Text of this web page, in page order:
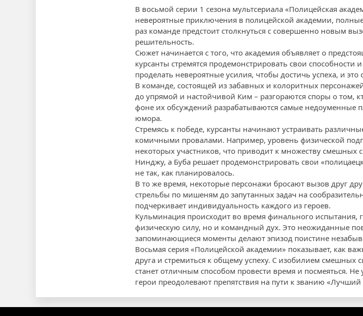
В восьмой серии 1 сезона мультсериала «Полицейская
невероятные приключения в полицейской академии,
раз команде предстоит столкнуться с совершенно новым
решительность.
Сюжет начинается с того, что академия объявляет о
курсанты стремятся продемонстрировать свои
проделать невероятные усилия, чтобы достичь успеха, и
В команде, состоящей из забавных и колоритных
до упрямой и настойчивой Ким – разгораются споры о том,
фоне их обсуждений разрабатываются самые недоуменные
юмора.
Стремясь к победе, курсанты начинают устраивать
комичными провалами. Например, уровень физической
некоторых участников, что приводит к множеству смешных
Нинджу, а Буба решает продемонстрировать свои
не так, как планировалось.
В то же время, некоторые персонажи бросают вызов друг
стрельбы по мишеням до запутанных задач на
подчеркивает индивидуальность каждого из героев.
Кульминация происходит во время финального испытания,
физическую силу, но и командный дух. Это неожиданные
запоминающиеся моменты делают эпизод поистине
Восьмая серия «Полицейской академии» показывает, как
друга и стремиться к общему успеху. С изобилием смешных
станет отличным способом провести время и посмеяться.
герои преодолевают препятствия на пути к званию